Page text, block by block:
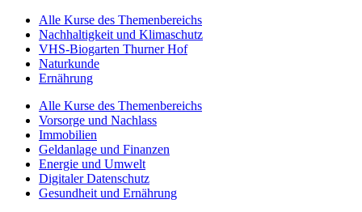
Alle Kurse des Themenbereichs
Nachhaltigkeit und Klimaschutz
VHS-Biogarten Thurner Hof
Naturkunde
Ernährung
Alle Kurse des Themenbereichs
Vorsorge und Nachlass
Immobilien
Geldanlage und Finanzen
Energie und Umwelt
Digitaler Datenschutz
Gesundheit und Ernährung